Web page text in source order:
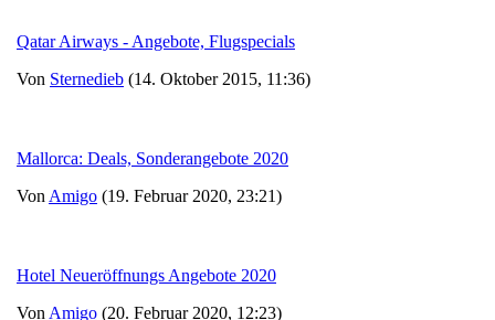
Qatar Airways - Angebote, Flugspecials
Von Sternedieb (14. Oktober 2015, 11:36)
Mallorca: Deals, Sonderangebote 2020
Von Amigo (19. Februar 2020, 23:21)
Hotel Neueröffnungs Angebote 2020
Von Amigo (20. Februar 2020, 12:23)